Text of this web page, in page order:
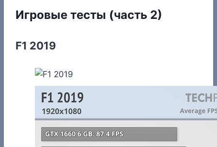
Игровые тесты (часть 2)
F1 2019